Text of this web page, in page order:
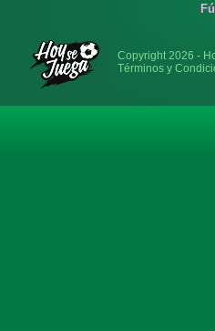
Copyright 2026 -
Términos y